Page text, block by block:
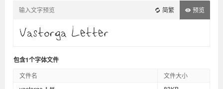
简繁 预览
包含1个字体文件
文件名
文件大小